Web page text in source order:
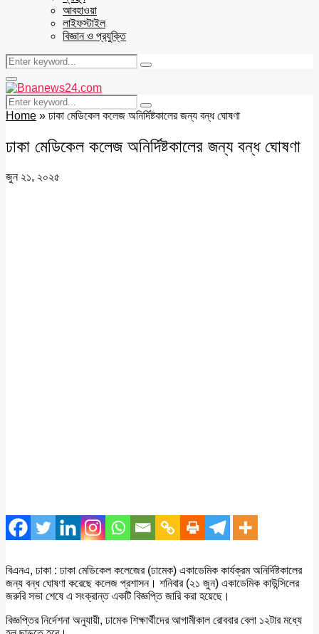
আবহাওয়া
লাইফস্টাইল
বিজ্ঞান ও প্রযুক্তি
Search
for:
Search
Facebook
Twitter
Youtube
Primary
Menu
Search
for:
Search
Home » ঢাকা মেডিকেল কলেজ অনির্দিষ্টকালের জন্য বন্ধ ঘোষণা
ঢাকা মেডিকেল কলেজ অনির্দিষ্টকালের জন্য বন্ধ ঘোষণা
জুন ২১, ২০২৫
বিএনএ, ঢাকা : ঢাকা মেডিকেল কলেজের (ঢামেক) একাডেমিক কার্যক্রম অনির্দিষ্টকালের
জন্য বন্ধ ঘোষণা করেছে কলেজ প্রশাসন। শনিবার (২১ জুন) একাডেমিক কাউন্সিলের
জরুরি সভা শেষে এ সংক্রান্ত একটি বিজ্ঞপ্তি জারি করা হয়েছে।
বিজ্ঞপ্তির নির্দেশনা অনুযায়ী, ঢামেক শিক্ষার্থীদের আগামীকাল রোববার বেলা ১২টার মধ্যে